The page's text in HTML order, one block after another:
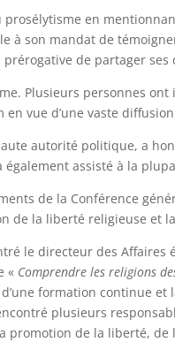
en
à son mandat de
de partager ses
Plusieurs personnes
vue d’une vaste
autorité politique, a
assisté à la
de la Conférence
de la liberté religieuse et
le directeur des Affaires
« Comprendre les religions
formation continue et
plusieurs
promotion de la liberté, de